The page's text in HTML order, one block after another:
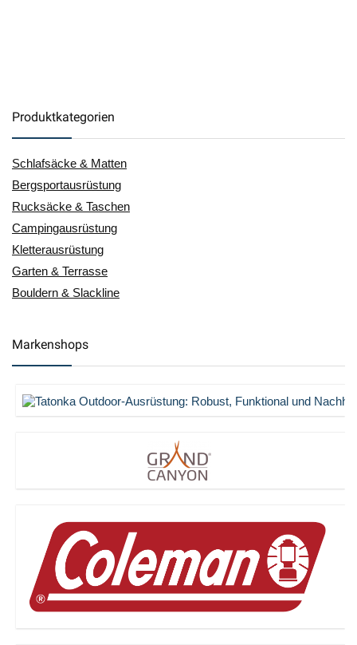
Produktkategorien
Schlafsäcke & Matten
Bergsportausrüstung
Rucksäcke & Taschen
Campingausrüstung
Kletterausrüstung
Garten & Terrasse
Bouldern & Slackline
Markenshops